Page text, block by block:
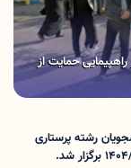
حمایت از
رشته پرستاری